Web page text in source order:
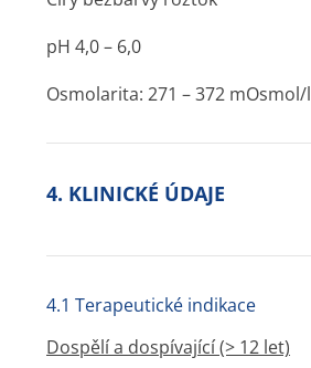
pH 4,0 – 6,0
Osmolarita: 271 – 372 mOsmol/l
4. KLINICKÉ ÚDAJE
4.1 Terapeutické indikace
Dospělí a dospívající (> 12 let)